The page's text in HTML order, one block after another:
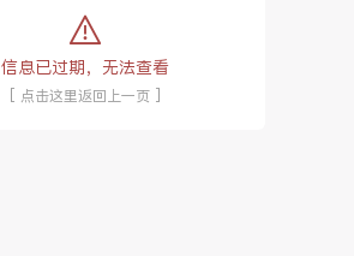
tip:
信息已过期，无法查看
[ 点击这里返回上一页 ]